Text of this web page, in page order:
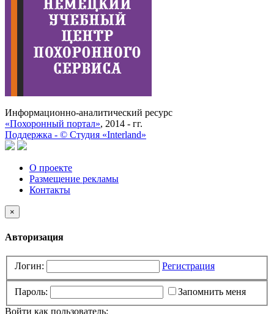
Информационно-аналитический ресурс
«Похоронный портал», 2014 - гг.
Поддержка - © Cтудия «Interland»
О проекте
Размещение рекламы
Контакты
×
Авторизация
Логин: Регистрация
Пароль:
Запомнить меня
Войти как пользователь: